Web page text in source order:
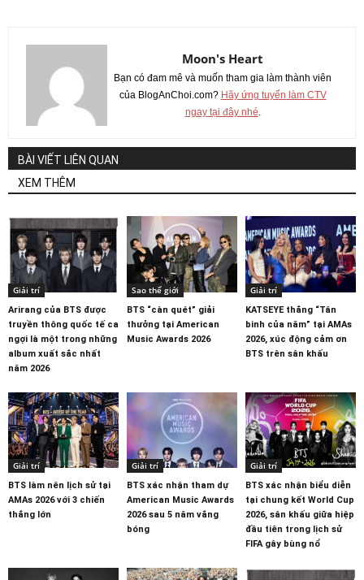
Moon's Heart
Bạn có đam mê và muốn tham gia làm thành viên
của BlogAnChoi.com? Hãy ứng tuyển làm CTV
ngay tại đây nhé.
BÀI VIẾT LIÊN QUAN
XEM THÊM
Giải trí
Arirang của BTS được
truyền thông quốc tế ca
ngợi là một trong những
album xuất sắc nhất
năm 2026
Sao thế giới
BTS “càn quét” giải
thưởng tại American
Music Awards 2026
Giải trí
KATSEYE thắng “Tân
binh của năm” tại AMAs
2026, xúc động cảm ơn
BTS trên sân khấu
Giải trí
BTS làm nên lịch sử tại
AMAs 2026 với 3 chiến
thắng lớn
Giải trí
BTS xác nhận tham dự
American Music Awards
2026 sau 5 năm vắng
bóng
Giải trí
BTS xác nhận biểu diễn
tại chung kết World Cup
2026, sân khấu giữa hiệp
đầu tiên trong lịch sử
FIFA gây bùng nổ